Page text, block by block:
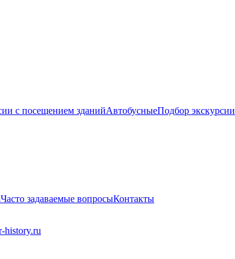
с посещением зданийАвтобусныеПодбор экскурсии
Часто задаваемые вопросыКонтакты
history.ru